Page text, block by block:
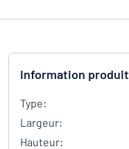
Information produit
Type:
Largeur:
Hauteur: